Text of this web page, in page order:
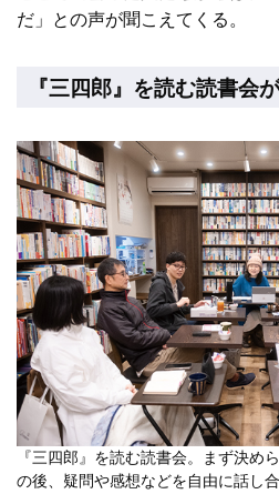
だ」との声が聞こえてくる。
『三四郎』を読む読書会
『三四郎』を読む読書会。まず決め
の後、疑問や感想などを自由に話し